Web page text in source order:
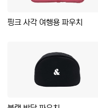
핑크 사각 여행용 파우치